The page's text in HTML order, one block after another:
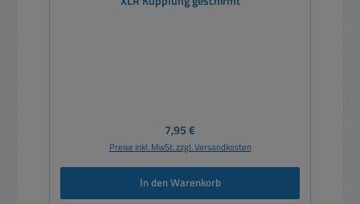
Regulärer Preis:
7,95 €
Preise inkl. MwSt. zzgl. Versandkosten
In den Warenkorb